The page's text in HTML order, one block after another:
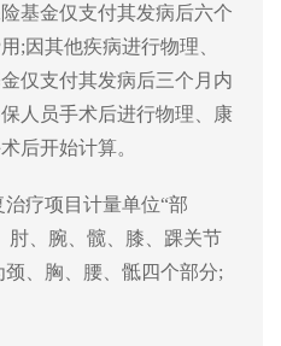
基金仅支付其发病后六个
;因其他疾病进行物理、
仅支付其发病后三个月内
人 员手术后进行物理、康
后开始计算。
疗项目计量单位“部
肘、腕、髋、膝、踝关节
、胸、腰、 骶四个部分;